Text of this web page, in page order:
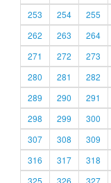
253
254 255
262
263 264
271
272 273
280
281 282
289
290 291
298
299 300
307
308 309
316
317 318
325
326 327